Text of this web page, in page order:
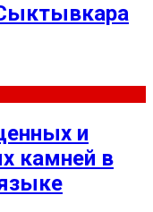
и
камней в